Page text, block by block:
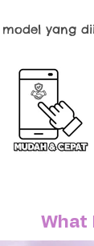
yang
What